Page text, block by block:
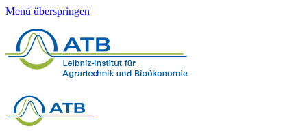
Menü überspringen